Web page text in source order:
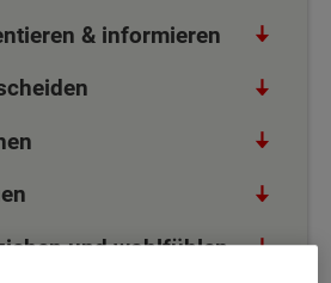
& informieren
und wohlfühlen